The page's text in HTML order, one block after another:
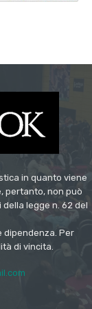
in quanto viene
pertanto, non può
legge n. 62 del
dipendenza. Per
di vincita.